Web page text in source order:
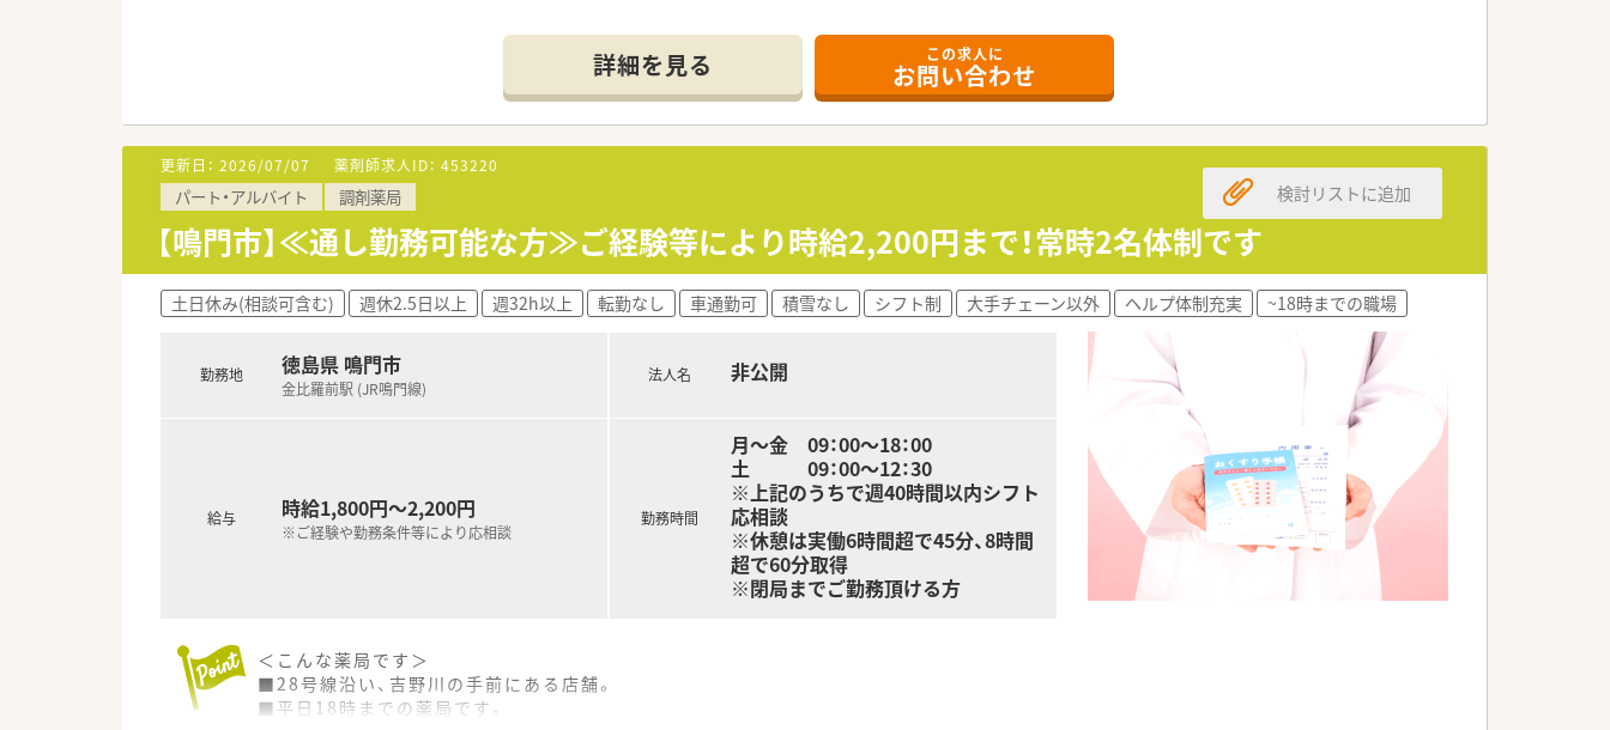
■今回は市内の別店舗へ常勤薬剤師が異動予定のための、補充人員の募集となります。
■調剤業務のご経験が浅い方やブランクがある方のご応募も相談可能となっています。
■常勤2名体制のため、協調性を持ちながら周囲と協力して業務に取り組める方を求めています。
【法人特徴について】
■徳島県内で複数の調剤薬局を運営しており、今後も新規開局を予定している成長企業です。
■実務実習指導薬剤師が3名在籍しており、未経験の方も安心して学べる体制が魅力です。
■直近の離職率は10%未満と低く、社員が長く働きやすい環境づくりに注力されています。
【こんな取り組みをしています】
■研修会や勉強会の参加費用を法人が全額負担し、社員の自主的な学びを応援しています。
■定期的な勉強会の開催や社員旅行などを通じて、スキルアップや親睦の機会を設けています。
詳細を見る この求人に
お問い合わせ
更新日： 2026/07/07 薬剤師求人ID： 453220
パート・アルバイト 調剤薬局
【鳴門市】≪通し勤務可能な方≫ご経験等により時給2,200円まで！常時2名体制です
検討リストに追加
土日休み(相談可含む) 週休2.5日以上 週32h以上 転勤なし 車通勤可 積雪なし シフト制 大手チェーン以外 ヘルプ体制充実 ~18時までの職場
勤務地 徳島県 鳴門市
金比羅前駅 (JR鳴門線)
給与 時給1,800円～2,200円
※ご経験や勤務条件等により応相談
法人名 非公開
勤務時間
月～金 09：00～18：00
土 09：00～12：30
※上記のうちで週40時間以内シフト
応相談
※休憩は実働6時間超で45分、8時間
超で60分取得
※閉局までご勤務頂ける方
＜こんな薬局です＞
■28号線沿い、吉野川の手前にある店舗。
■平日18時までの薬局です。